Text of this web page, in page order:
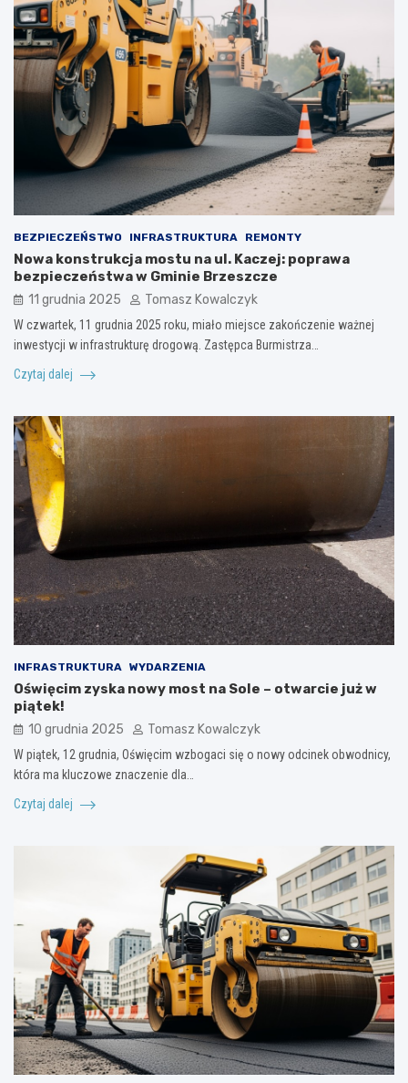
BEZPIECZEŃSTWO INFRASTRUKTURA REMONTY
Nowa konstrukcja mostu na ul. Kaczej: poprawa
bezpieczeństwa w Gminie Brzeszcze
11 grudnia 2025 Tomasz Kowalczyk
W czwartek, 11 grudnia 2025 roku, miało miejsce zakończenie ważnej
inwestycji w infrastrukturę drogową. Zastępca Burmistrza…
Czytaj dalej
INFRASTRUKTURA WYDARZENIA
Oświęcim zyska nowy most na Sole – otwarcie już w
piątek!
10 grudnia 2025 Tomasz Kowalczyk
W piątek, 12 grudnia, Oświęcim wzbogaci się o nowy odcinek obwodnicy,
która ma kluczowe znaczenie dla…
Czytaj dalej